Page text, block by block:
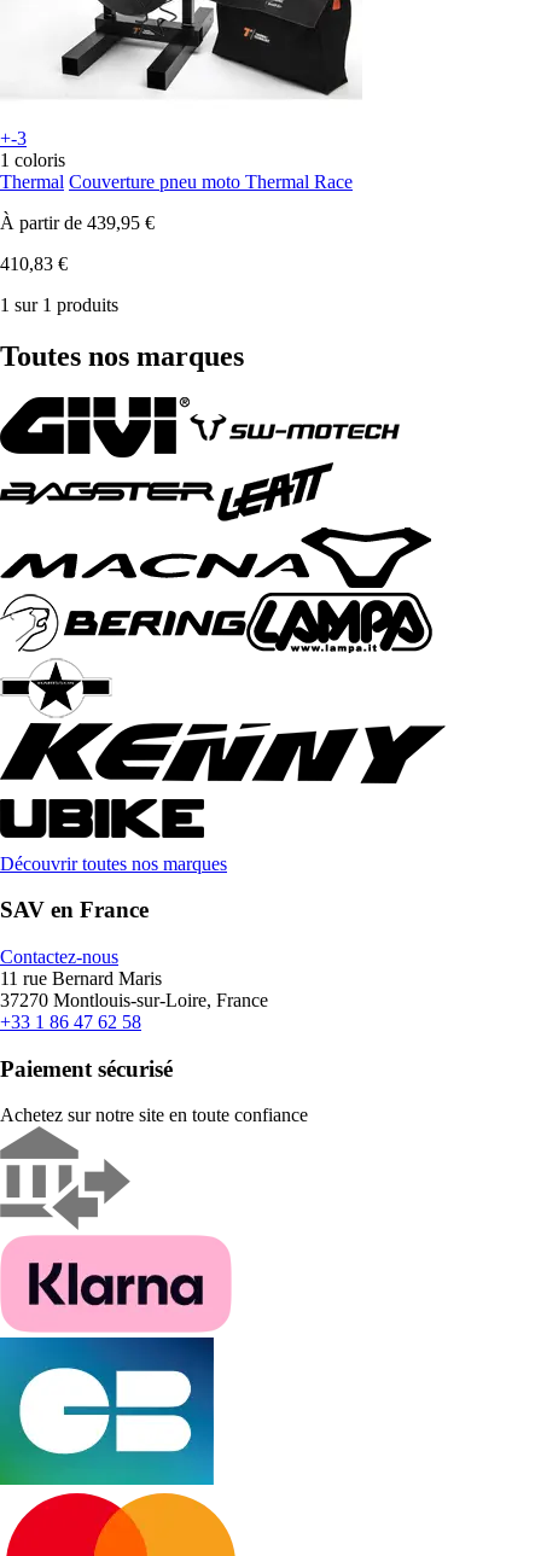
+-3
1 coloris
Thermal Couverture pneu moto Thermal Race
À partir de 439,95 €
410,83 €
1 sur 1 produits
Toutes nos marques
Découvrir toutes nos marques
SAV en France
Contactez-nous
11 rue Bernard Maris
37270 Montlouis-sur-Loire, France
+33 1 86 47 62 58
Paiement sécurisé
Achetez sur notre site en toute confiance